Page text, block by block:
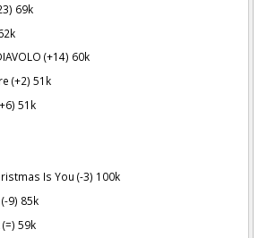
69k
(+14) 60k
(+2) 51k
51k
Is You (-3) 100k
9) 85k
59k